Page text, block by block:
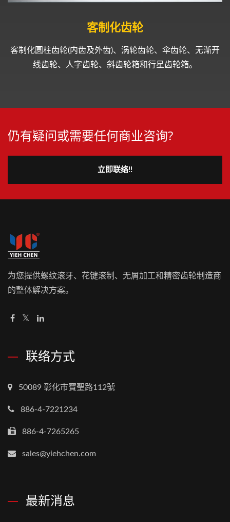
客制化齿轮
客制化圆柱齿轮(内齿及外齿)、涡轮齿轮、伞齿轮、无渐开
线齿轮、人字齿轮、斜齿轮箱和行星齿轮箱。
仍有疑问或需要任何商业咨询?
立即联络!!
为您提供螺纹滚牙、花键滚制、无屑加工和精密齿轮制造商
的整体解决方案。
联络方式
50089 彰化市寶聖路112號
886-4-7221234
886-4-7265265
sales@yiehchen.com
最新消息